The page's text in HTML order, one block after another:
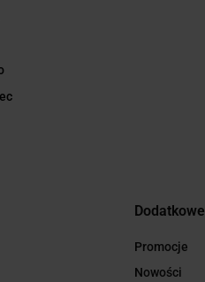
Dodatkowe
Promocje
Nowości